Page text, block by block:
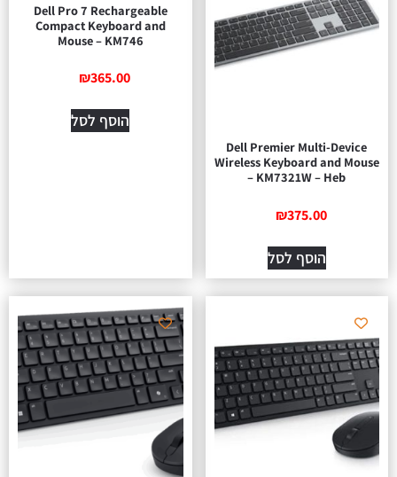
Dell Premier Multi-Device
Wireless Keyboard and Mouse
– KM7321W – Heb
₪375.00
הוסף לסל
Dell Pro 7 Rechargeable
Compact Keyboard and
Mouse – KM746
₪365.00
הוסף לסל